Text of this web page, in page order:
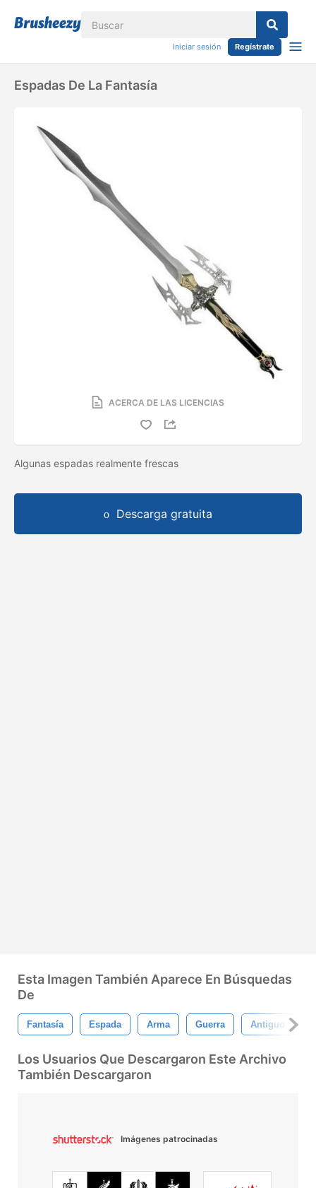
Iniciar sesión Regístrate
Espadas De La Fantasía
ACERCA DE LAS LICENCIAS
Algunas espadas realmente frescas
Descarga gratuita
Esta Imagen También Aparece En Búsquedas
De
Fantasía Espada Arma Guerra Antiguo
Los Usuarios Que Descargaron Este Archivo
También Descargaron
Imágenes patrocinadas